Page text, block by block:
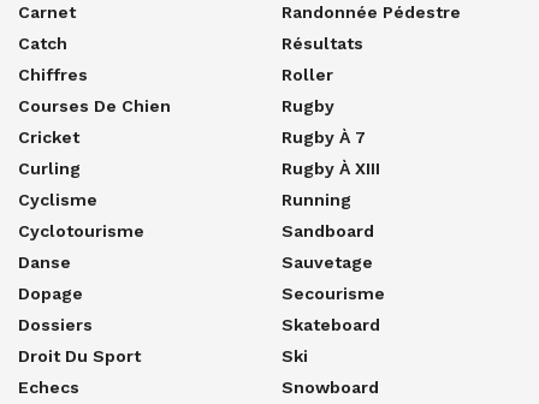
Carnet
Catch
Chiffres
Courses De Chien
Cricket
Curling
Cyclisme
Cyclotourisme
Danse
Dopage
Dossiers
Droit Du Sport
Echecs
Randonnée Pédestre
Résultats
Roller
Rugby
Rugby À 7
Rugby À XIII
Running
Sandboard
Sauvetage
Secourisme
Skateboard
Ski
Snowboard